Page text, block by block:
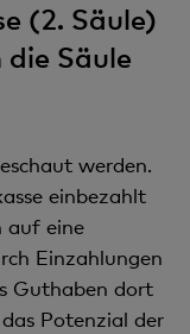
(2. Säule)
die Säule
werden.
einbezahlt
auf eine
Einzahlungen
Guthaben dort
Potenzial der